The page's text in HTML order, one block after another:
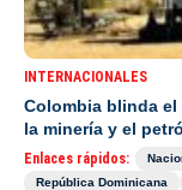
INTERNACIONALES
Colombia blinda el
la minería y el
Enlaces rápidos:
República Dominicana